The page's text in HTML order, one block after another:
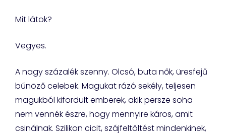
Mit látok?
Vegyes.
A nagy százalék szenny. Olcsó, buta nők, üresfejű
bűnöző celebek. Magukat rázó sekély, teljesen
magukból kifordult emberek, akik persze soha
nem vennék észre, hogy mennyire káros, amit
csinálnak. Szilikon cicit, szájfeltöltést mindenkinek,